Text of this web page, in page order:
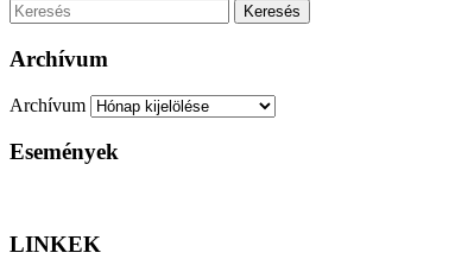
Keresés
Archívum
Archívum
Események
LINKEK